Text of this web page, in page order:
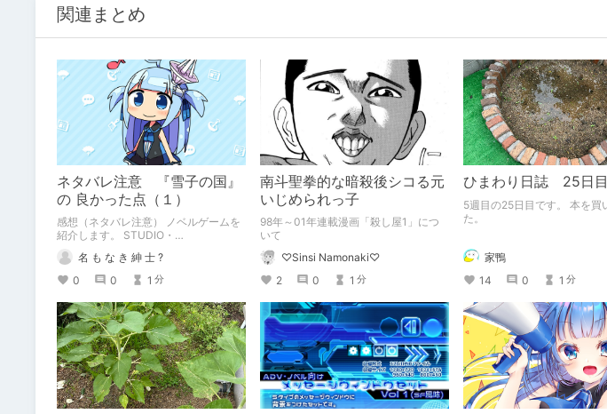
関連まとめ
ネタバレ注意 『雪子の国』
の 良かった点（１）
感想（ネタバレ注意） ノベルゲームを
紹介します。 STUDIO・
HOMMAGE『雪子の国』の 良かった点
・ハルタと猪飼の関係 ・大学生のハル
タ
名 も な き 紳 士 ?
0
0 1 分
南斗聖拳的な暗殺後シコる元
いじめられっ子
98年～01年連載漫画「殺し屋1」につ
いて
♡Sinsi Namonaki♡
2
0 1 分
ひまわり日誌 25日目
5週目の25日目です。 本を買いまし
た。
家鴨
14
0 1 分